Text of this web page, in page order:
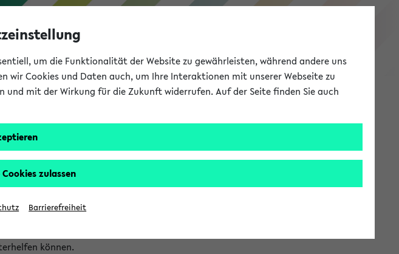
Studieninformation
können.
um die Funktionalität der Website zu gewährleisten, während andere uns
wir Cookies und Daten auch, um Ihre Interaktionen mit unserer Webseite zu
und mit der Wirkung für die Zukunft widerrufen. Auf der Seite finden Sie auch
zulassen
Barrierefreiheit